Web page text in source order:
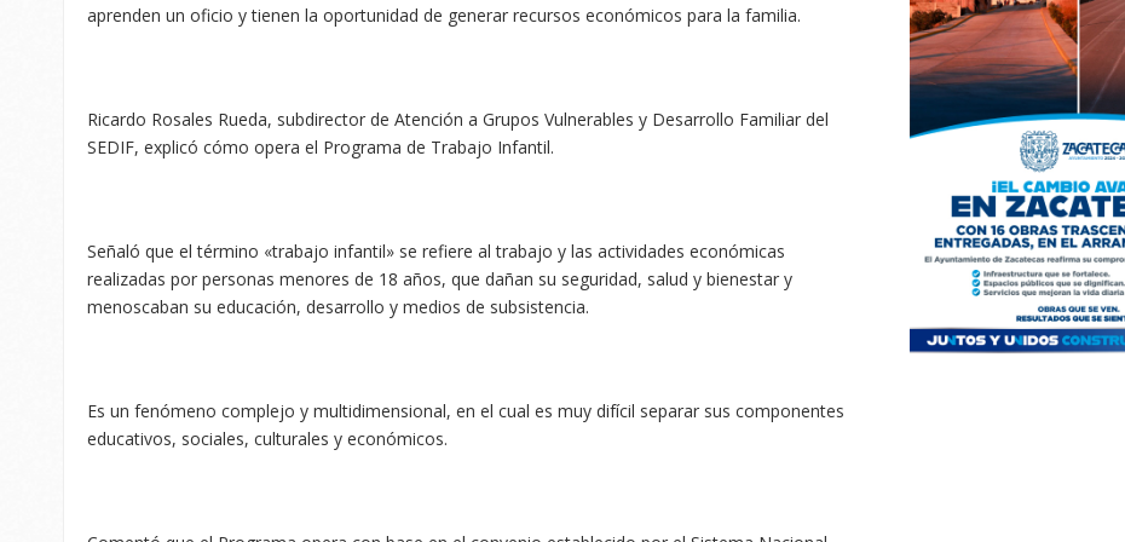
aprenden un oficio y tienen la oportunidad de generar recursos económicos para la familia.
Ricardo Rosales Rueda, subdirector de Atención a Grupos Vulnerables y Desarrollo Familiar del
SEDIF, explicó cómo opera el Programa de Trabajo Infantil.
Señaló que el término «trabajo infantil» se refiere al trabajo y las actividades económicas
realizadas por personas menores de 18 años, que dañan su seguridad, salud y bienestar y
menoscaban su educación, desarrollo y medios de subsistencia.
Es un fenómeno complejo y multidimensional, en el cual es muy difícil separar sus componentes
educativos, sociales, culturales y económicos.